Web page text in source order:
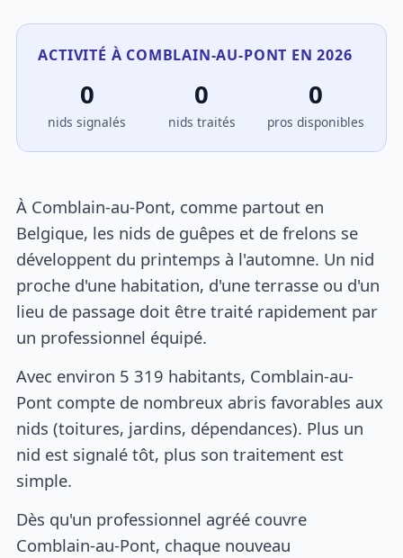
ACTIVITÉ À COMBLAIN-AU-PONT EN 2026
0
nids signalés
0
nids traités
0
pros disponibles
À Comblain-au-Pont, comme partout en
Belgique, les nids de guêpes et de frelons se
développent du printemps à l'automne. Un nid
proche d'une habitation, d'une terrasse ou d'un
lieu de passage doit être traité rapidement par
un professionnel équipé.
Avec environ 5 319 habitants, Comblain-au-
Pont compte de nombreux abris favorables aux
nids (toitures, jardins, dépendances). Plus un
nid est signalé tôt, plus son traitement est
simple.
Dès qu'un professionnel agréé couvre
Comblain-au-Pont, chaque nouveau